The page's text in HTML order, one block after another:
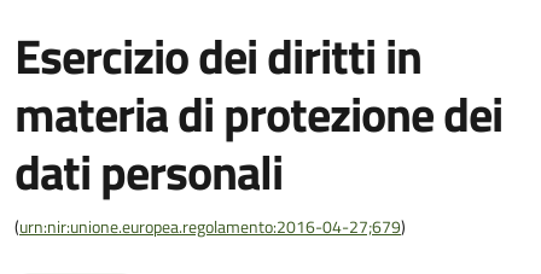
Esercizio dei diritti in
materia di protezione dei
dati personali
(urn:nir:unione.europea.regolamento:2016-04-27;679)